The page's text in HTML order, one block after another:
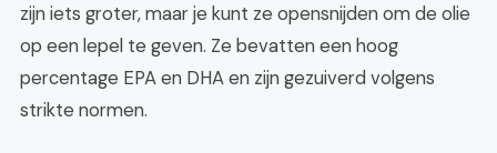
zijn iets groter, maar je kunt ze opensnijden om de olie
op een lepel te geven. Ze bevatten een hoog
percentage EPA en DHA en zijn gezuiverd volgens
strikte normen.